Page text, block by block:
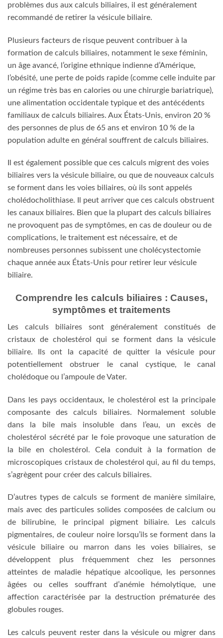
problèmes dus aux calculs biliaires, il est généralement
recommandé de retirer la vésicule biliaire.
Plusieurs facteurs de risque peuvent contribuer à la
formation de calculs biliaires, notamment le sexe féminin,
un âge avancé, l’origine ethnique indienne d’Amérique,
l’obésité, une perte de poids rapide (comme celle induite par
un régime très bas en calories ou une chirurgie bariatrique),
une alimentation occidentale typique et des antécédents
familiaux de calculs biliaires. Aux États-Unis, environ 20 %
des personnes de plus de 65 ans et environ 10 % de la
population adulte en général souffrent de calculs biliaires.
Il est également possible que ces calculs migrent des voies
biliaires vers la vésicule biliaire, ou que de nouveaux calculs
se forment dans les voies biliaires, où ils sont appelés
cholédocholithiase. Il peut arriver que ces calculs obstruent
les canaux biliaires. Bien que la plupart des calculs biliaires
ne provoquent pas de symptômes, en cas de douleur ou de
complications, le traitement est nécessaire, et de
nombreuses personnes subissent une cholécystectomie
chaque année aux États-Unis pour retirer leur vésicule
biliaire.
Comprendre les calculs biliaires : Causes,
symptômes et traitements
Les calculs biliaires sont généralement constitués de
cristaux de cholestérol qui se forment dans la vésicule
biliaire. Ils ont la capacité de quitter la vésicule pour
potentiellement obstruer le canal cystique, le canal
cholédoque ou l’ampoule de Vater.
Dans les pays occidentaux, le cholestérol est la principale
composante des calculs biliaires. Normalement soluble
dans la bile mais insoluble dans l’eau, un excès de
cholestérol sécrété par le foie provoque une saturation de
la bile en cholestérol. Cela conduit à la formation de
microscopiques cristaux de cholestérol qui, au fil du temps,
s’agrègent pour créer des calculs biliaires.
D’autres types de calculs se forment de manière similaire,
mais avec des particules solides composées de calcium ou
de bilirubine, le principal pigment biliaire. Les calculs
pigmentaires, de couleur noire lorsqu’ils se forment dans la
vésicule biliaire ou marron dans les voies biliaires, se
développent plus fréquemment chez les personnes
atteintes de maladie hépatique alcoolique, les personnes
âgées ou celles souffrant d’anémie hémolytique, une
affection caractérisée par la destruction prématurée des
globules rouges.
Les calculs peuvent rester dans la vésicule ou migrer dans